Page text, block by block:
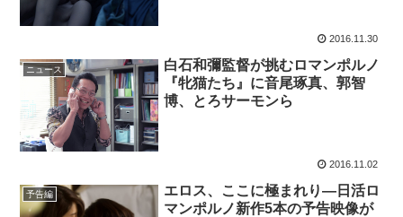
2016.11.30
ニュース
白石和彌監督が挑むロマンポルノ
『牝猫たち』に音尾琢真、郭智
博、とろサーモンら
2016.11.02
予告編
エロス、ここに極まれり―日活ロ
マンポルノ新作5本の予告映像が